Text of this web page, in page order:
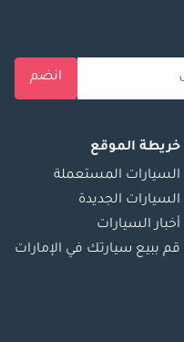
انضم
خريطة الموقع
السيارات المستعملة
السيارات الجديدة
أخبار السيارات
قم ببيع سيارتك في الإمارات